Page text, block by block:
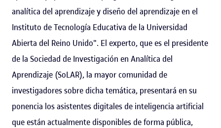
analítica del aprendizaje y diseño del aprendizaje en el
Instituto de Tecnología Educativa de la Universidad
Abierta del Reino Unido". El experto, que es el presidente
de la Sociedad de Investigación en Analítica del
Aprendizaje (SoLAR), la mayor comunidad de
investigadores sobre dicha temática, presentará en su
ponencia los asistentes digitales de inteligencia artificial
que están actualmente disponibles de forma pública,